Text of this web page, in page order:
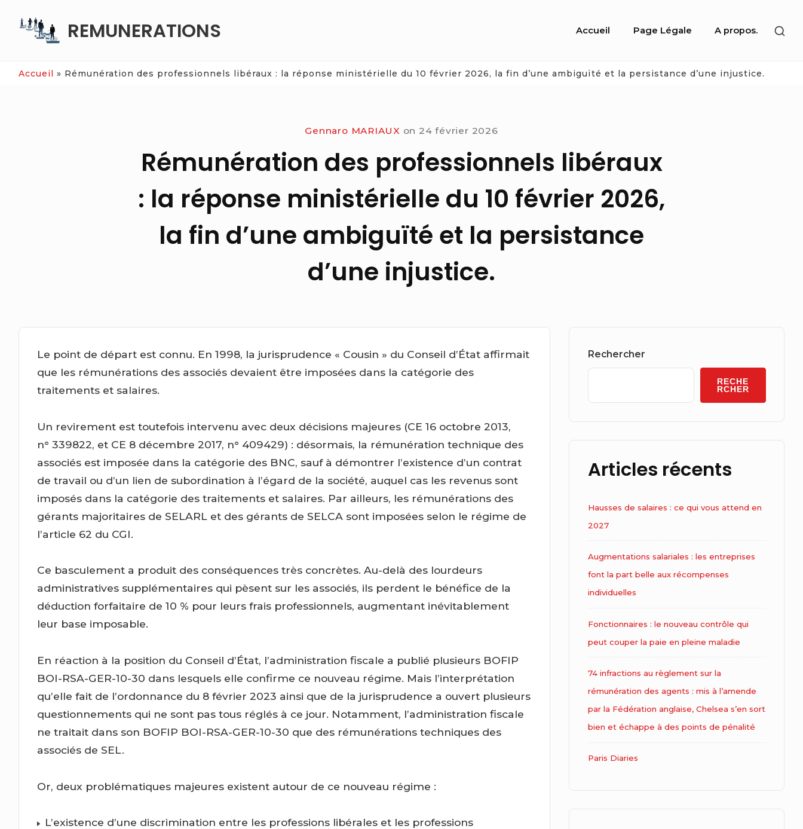
REMUNERATIONS
Site
Accueil Page Légale A propos.
Accueil » Rémunération des professionnels libéraux : la réponse ministérielle du 10 février 2026, la fin d’une ambiguïté et la persistance d’une injustice.
Gennaro MARIAUX on 24 février 2026
Rémunération des professionnels libéraux
: la réponse ministérielle du 10 février 2026,
la fin d’une ambiguïté et la persistance
d’une injustice.
Le point de départ est connu. En 1998, la jurisprudence « Cousin » du Conseil d’État affirmait
que les rémunérations des associés devaient être imposées dans la catégorie des
traitements et salaires.
Un revirement est toutefois intervenu avec deux décisions majeures (CE 16 octobre 2013,
n° 339822, et CE 8 décembre 2017, n° 409429) : désormais, la rémunération technique des
associés est imposée dans la catégorie des BNC, sauf à démontrer l’existence d’un contrat
de travail ou d’un lien de subordination à l’égard de la société, auquel cas les revenus sont
imposés dans la catégorie des traitements et salaires. Par ailleurs, les rémunérations des
gérants majoritaires de SELARL et des gérants de SELCA sont imposées selon le régime de
l’article 62 du CGI.
Ce basculement a produit des conséquences très concrètes. Au-delà des lourdeurs
administratives supplémentaires qui pèsent sur les associés, ils perdent le bénéfice de la
déduction forfaitaire de 10 % pour leurs frais professionnels, augmentant inévitablement
leur base imposable.
En réaction à la position du Conseil d’État, l’administration fiscale a publié plusieurs BOFIP
BOI-RSA-GER-10-30 dans lesquels elle confirme ce nouveau régime. Mais l’interprétation
qu’elle fait de l’ordonnance du 8 février 2023 ainsi que de la jurisprudence a ouvert plusieurs
questionnements qui ne sont pas tous réglés à ce jour. Notamment, l’administration fiscale
ne traitait dans son BOFIP BOI-RSA-GER-10-30 que des rémunérations techniques des
associés de SEL.
Or, deux problématiques majeures existent autour de ce nouveau régime :
L’existence d’une discrimination entre les professions libérales et les professions
Widget
Rechercher
RECHE
RCHER
Articles récents
Hausses de salaires : ce qui vous attend en
2027
Augmentations salariales : les entreprises
font la part belle aux récompenses
individuelles
Fonctionnaires : le nouveau contrôle qui
peut couper la paie en pleine maladie
74 infractions au règlement sur la
rémunération des agents : mis à l’amende
par la Fédération anglaise, Chelsea s’en sort
bien et échappe à des points de pénalité
Paris Diaries